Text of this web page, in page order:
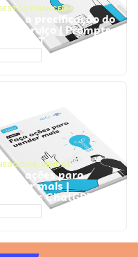
FINANCEIRA
Faça a precificação do
seu serviço | Prompts
ChatGPT
, VENDAS
Faça ações para
vender mais |
Prompts ChatGPT